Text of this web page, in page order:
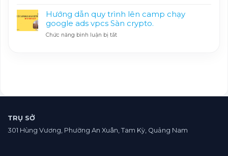
Cần
Biết
mới
bắt
đầu
hiệu
cuốn
sách
GỐI
Hướng dẫn quy trình lên camp chạy
google ads vpcs Sàn crypto.
Chức năng bình luận bị tắtở
crypto.
TRỤ SỞ
301 Hùng Vương, Phường An Xuân, Tam Kỳ, Quảng Nam